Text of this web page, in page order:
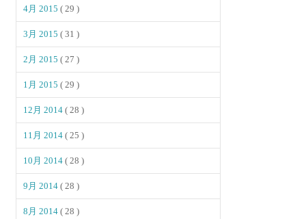
4月 2015( 29 )
3月 2015( 31 )
2月 2015( 27 )
1月 2015( 29 )
12月 2014( 28 )
11月 2014( 25 )
10月 2014( 28 )
9月 2014( 28 )
8月 2014( 28 )